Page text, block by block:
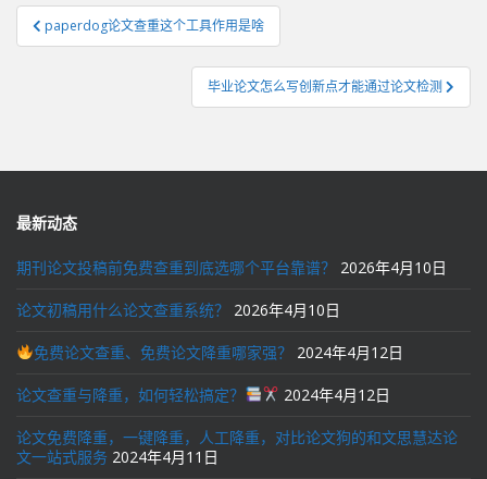
文
章
paperdog论文查重这个工具作用是啥
毕业论文怎么写创新点才能通过论文检测
最新动态
期刊论文投稿前免费查重到底选哪个平台靠谱？ 2026年4月10日
论文初稿用什么论文查重系统？ 2026年4月10日
免费论文查重、免费论文降重哪家强？ 2024年4月12日
论文查重与降重，如何轻松搞定？ 2024年4月12日
论文免费降重，一键降重，人工降重，对比论文狗的和文思慧达论
文一站式服务 2024年4月11日